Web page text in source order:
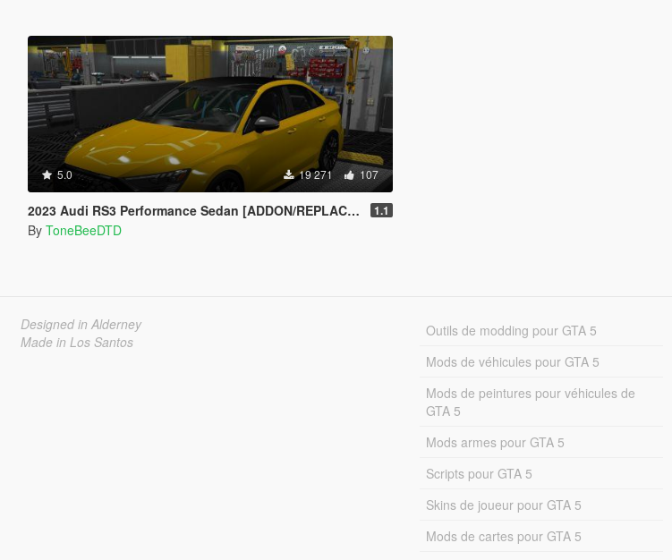
5.0 19 271 107
2023 Audi RS3 Performance Sedan [ADDON/REPLACE/UNLOCKED] 1.1
By ToneBeeDTD
Designed in Alderney
Made in Los Santos
Outils de modding pour GTA 5
Mods de véhicules pour GTA 5
Mods de peintures pour véhicules de
GTA 5
Mods armes pour GTA 5
Scripts pour GTA 5
Skins de joueur pour GTA 5
Mods de cartes pour GTA 5